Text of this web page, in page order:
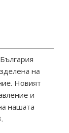
на
Новият
и
нашата